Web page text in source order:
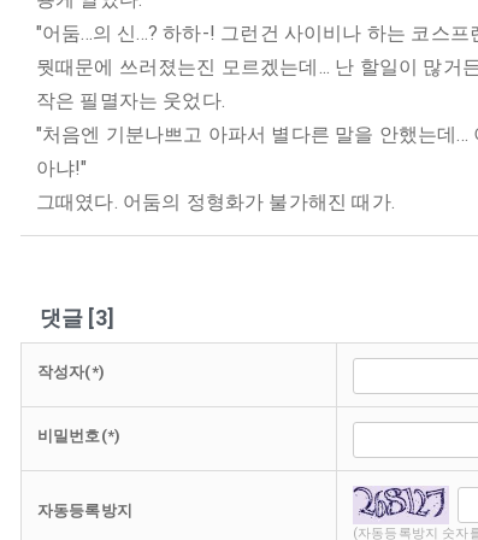
"어둠...의 신...? 하하-! 그런건 사이비나 하는 코스프
뭣때문에 쓰러졌는진 모르겠는데... 난 할일이 많거
작은 필멸자는 웃었다.
"처음엔 기분나쁘고 아파서 별다른 말을 안했는데...
아냐!"
그때였다. 어둠의 정형화가 불가해진 때가.
댓글 [3]
작성자(*)
비밀번호(*)
자동등록방지
(자동등록방지 숫자